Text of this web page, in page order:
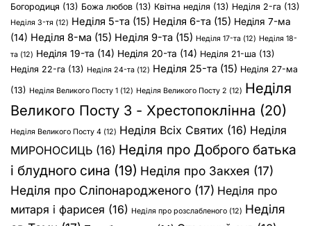
Богородиця (13) Божа любов (13) Квітна неділя (13) Неділя 2-га (13)
Неділя 3-тя (12) Неділя 5-та (15) Неділя 6-та (15) Неділя 7-ма
(14) Неділя 8-ма (15) Неділя 9-та (15) Неділя 17-та (12) Неділя 18-
та (12) Неділя 19-та (14) Неділя 20-та (14) Неділя 21-ша (13)
Неділя 22-га (13) Неділя 24-та (12) Неділя 25-та (15) Неділя 27-ма
(13) Неділя Великого Посту 1 (12) Неділя Великого Посту 2 (12) Неділя
Великого Посту 3 - Хрестопоклінна (20)
Неділя Великого Посту 4 (12) Неділя Всіх Святих (16) Неділя
МИРОНОСИЦЬ (16) Неділя про Доброго батька
і блудного сина (19) Неділя про Закхея (17)
Неділя про Сліпонародженого (17) Неділя про
митаря і фарисея (16) Неділя про розслабленого (12) Неділя